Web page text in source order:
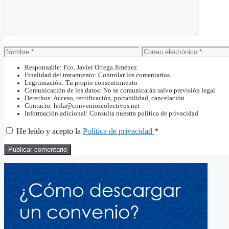
Nombre
Correo
electrónico
Responsable: Fco. Javier Ortega Jiménez
Finalidad del tratamiento: Controlar los comentarios
Legitimación: Tu propio consentimiento
Comunicación de los datos: No se comunicarán salvo previsión legal
Derechos: Acceso, rectificación, portabilidad, cancelación
Contacto: hola@convenioscolectivos.net
Información adicional: Consulta nuestra política de privacidad
He leído y acepto la Política de privacidad *